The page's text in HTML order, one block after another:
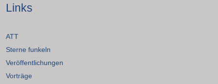
Links
ATT
Sterne funkeln
Veröffentlichungen
Vorträge